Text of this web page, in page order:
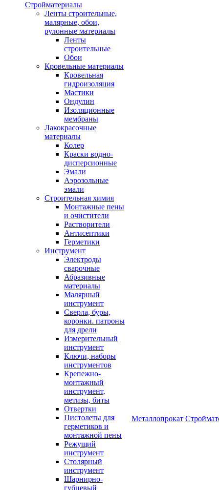
Стройматериалы
Ленты строительные,
малярные, обои,
рулонные материалы
Ленты
строительные
Обои
Кровельные материалы
Кровельная
гидроизоляция
Мастики
Ондулин
Изоляционные
мембраны
Лакокрасочные
материалы
Колер
Краски водно-
дисперсионные
Эмали
Аэрозольные
эмали
Строительная химия
Монтажные пены
и очистители
Растворители
Антисептики
Герметики
Инструмент
Электроды
сварочные
Абразивные
материалы
Малярный
инструмент
Сверла, буры,
коронки. патроны
для дрели
Измерительный
инструмент
Ключи, наборы
инструментов
Крепежно-
монтажный
инструмент,
метизы, биты
Отвертки
Пистолеты для
герметиков и
монтажной пены
Режущий
инструмент
Столярный
инструмент
Шарнирно-
губцевый
Металлопрокат